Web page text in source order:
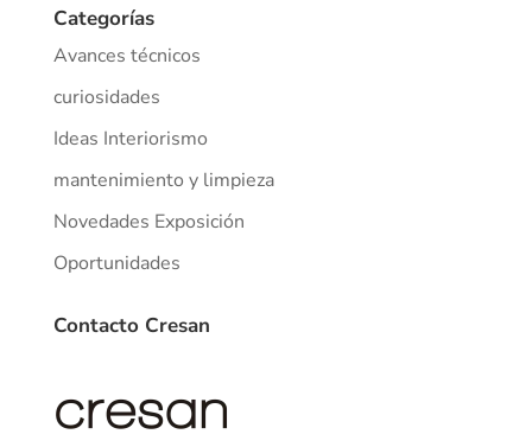
Categorías
Avances técnicos
curiosidades
Ideas Interiorismo
mantenimiento y limpieza
Novedades Exposición
Oportunidades
Contacto Cresan